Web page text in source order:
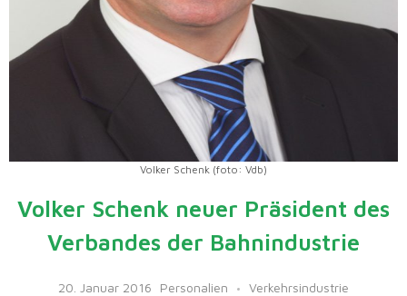
Volker Schenk (foto: Vdb)
Volker Schenk neuer Präsident des
Verbandes der Bahnindustrie
20. Januar 2016 Personalien Verkehrsindustrie